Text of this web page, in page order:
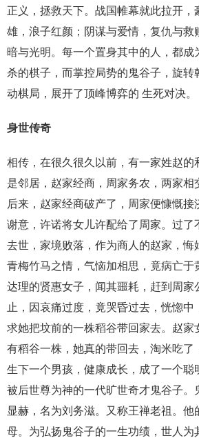
正义，拯救天下。战国帷幕就此拉开，
雄，浪子红颜；阴谋与爱情，复仇与救
暗与光明。每一个置身其中的人，都成
杀的棋子，而掌控局势的鬼谷子，旋转
动棋局，展开了顶峰博弈的 生死对决。
身世传奇
相传，在很久很久以前，有一家姓赵的
是邻居，赵家经商，周家务农，两家相
后来，赵家经商破产了，周家便慷慨接
谢意，许诺将女儿许配给了周家。过了
去世，家境败落，作为商人的赵家，悔
青梅竹马之情，气恼加相思，竟病亡于
达理的贤惠女子，闻其噩耗，赶到周家
止，因哀痛过度，竟哭昏过去，恍惚
求她把坟前的一株稻谷带回家去。赵家
有稻谷一株，她真的带回去，淘米吃了
生下一个男孩，健康成长，成了一个聪
被后世尊为神的一代旷世奇才鬼谷子。
显赫，名为刘务滋。又称王禅老祖。他
母。为弘扬鬼谷子的一生功绩，世人为